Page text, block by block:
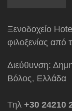
Ξενοδοχείο
φιλοξενίας
Διεύθυνση:
Βόλος, Ελλάδα
Τηλ +30 24210